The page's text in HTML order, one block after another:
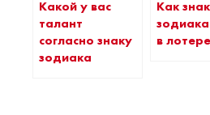
Какой у вас
талант
согласно знаку
зодиака
Как
зодиака
в